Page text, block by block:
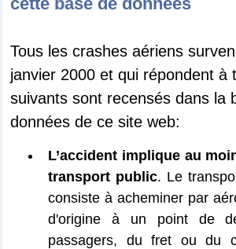
Tous les crashes aériens
janvier 2000 et qui répondent à
suivants sont recensés dans la
données de ce site web:
L’accident implique au
transport public. Le
consiste à acheminer par
d'origine à un point de
passagers, du fret ou du